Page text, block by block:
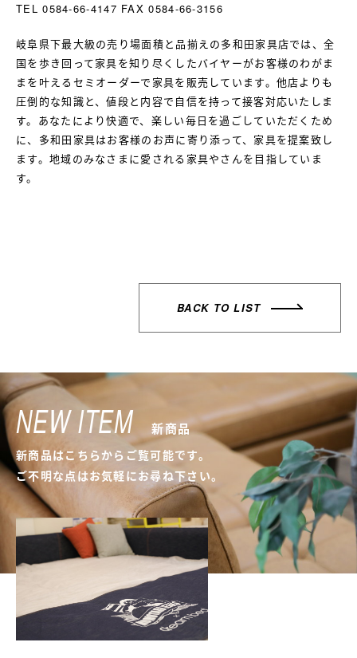
TEL 0584-66-4147 FAX 0584-66-3156
岐阜県下最大級の売り場面積と品揃えの多和田家具店では、全
国を歩き回って家具を知り尽くしたバイヤーがお客様のわがま
まを叶えるセミオーダーで家具を販売しています。他店よりも
圧倒的な知識と、値段と内容で自信を持って接客対応いたしま
す。あなたにより快適で、楽しい毎日を過ごしていただくため
に、多和田家具はお客様のお声に寄り添って、家具を提案致し
ます。地域のみなさまに愛される家具やさんを目指していま
す。
BACK TO LIST
NEW ITEM 新商品
新商品はこちらからご覧可能です。
ご不明な点はお気軽にお尋ね下さい。